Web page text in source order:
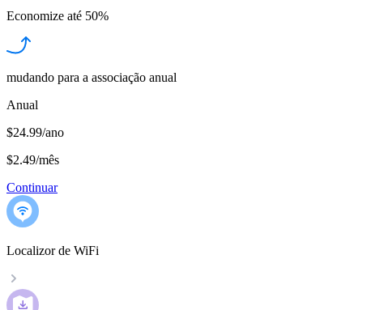
Economize até 50%
mudando para a associação anual
Anual
$24.99/ano
$2.49/mês
Continuar
Localizor de WiFi